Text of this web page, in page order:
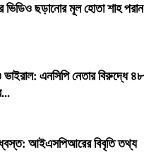
ভিডিও ছড়ানোর মূল হোতা শাহ পরান
ভাইরাল: এনসিপি নেতার বিরুদ্ধে ৪৮
আইএসপিআরের বিবৃতি তথ্য